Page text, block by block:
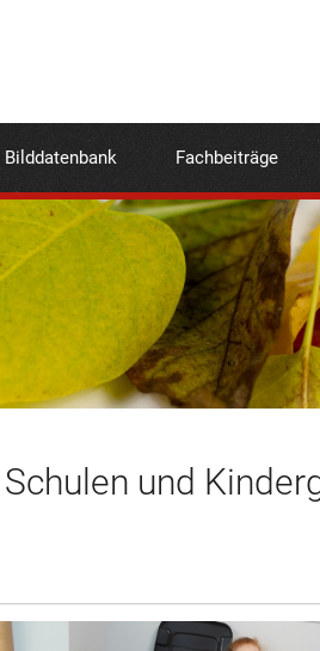
Bilddatenbank Fachbeiträge
und